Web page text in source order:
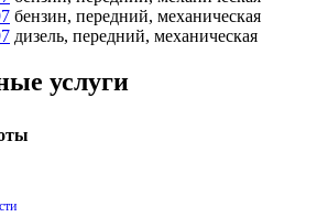
бензин, передний, механическая
дизель, передний, механическая
услуги